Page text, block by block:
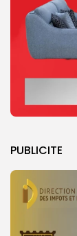
PUBLICITE